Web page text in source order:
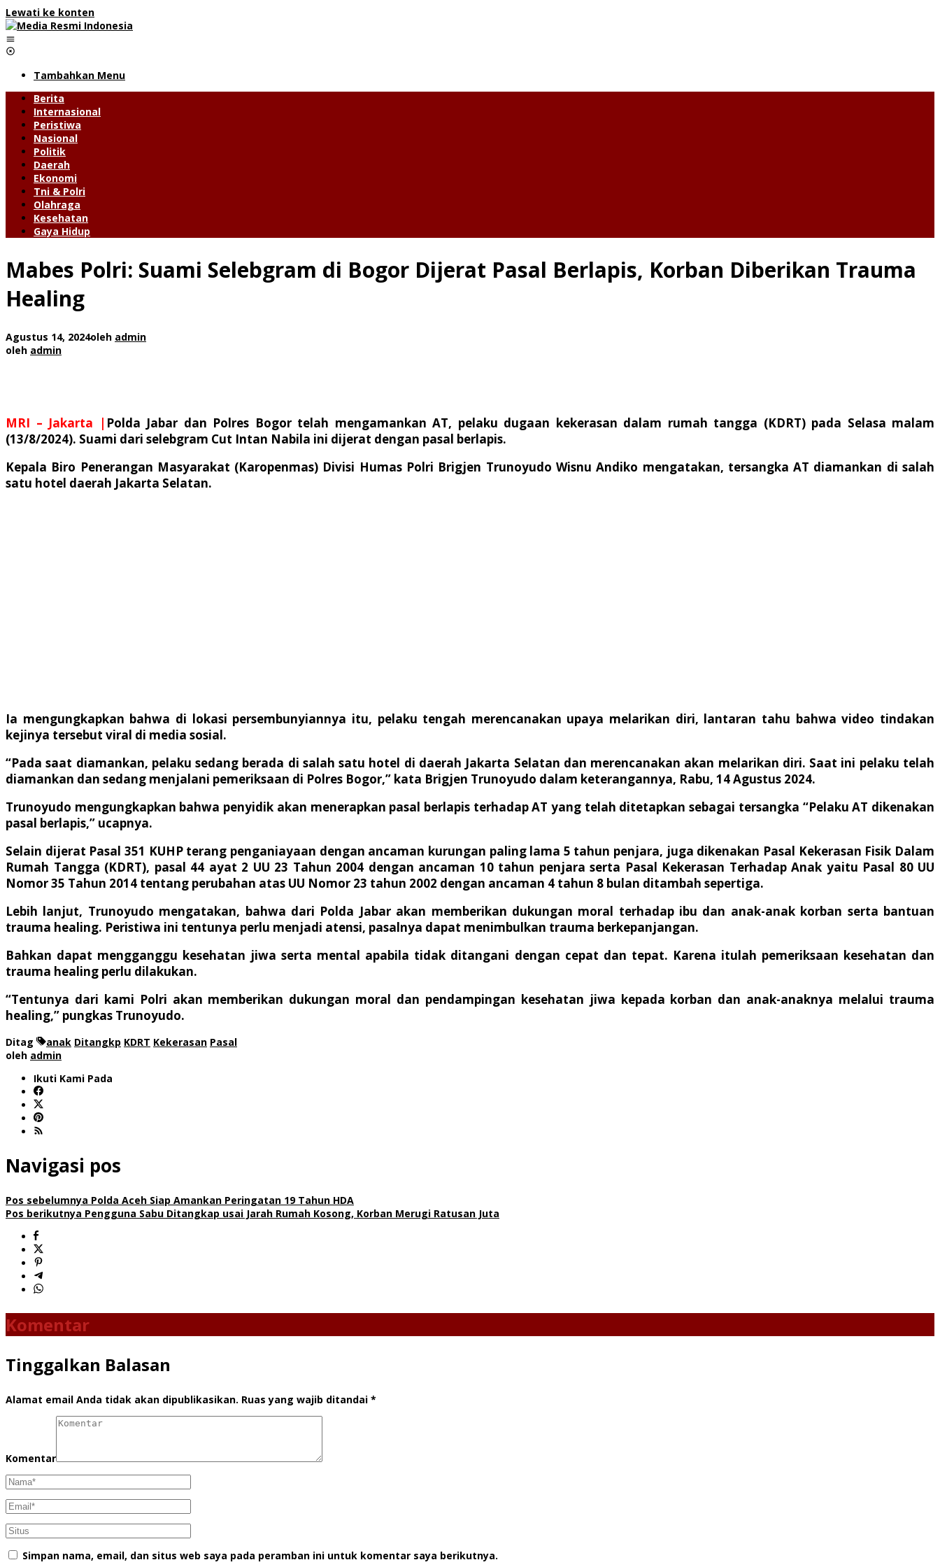
Lewati ke konten
Tambahkan Menu
Berita
Internasional
Peristiwa
Nasional
Politik
Daerah
Ekonomi
Tni & Polri
Olahraga
Kesehatan
Gaya Hidup
Mabes Polri: Suami Selebgram di Bogor Dijerat Pasal Berlapis, Korban Diberikan Trauma
Healing
Agustus 14, 2024oleh admin
oleh admin
MRI – Jakarta | Polda Jabar dan Polres Bogor telah mengamankan AT, pelaku dugaan kekerasan dalam rumah tangga (KDRT) pada Selasa malam
(13/8/2024). Suami dari selebgram Cut Intan Nabila ini dijerat dengan pasal berlapis.
Kepala Biro Penerangan Masyarakat (Karopenmas) Divisi Humas Polri Brigjen Trunoyudo Wisnu Andiko mengatakan, tersangka AT diamankan di salah
satu hotel daerah Jakarta Selatan.
Ia mengungkapkan bahwa di lokasi persembunyiannya itu, pelaku tengah merencanakan upaya melarikan diri, lantaran tahu bahwa video tindakan
kejinya tersebut viral di media sosial.
“Pada saat diamankan, pelaku sedang berada di salah satu hotel di daerah Jakarta Selatan dan merencanakan akan melarikan diri. Saat ini pelaku telah
diamankan dan sedang menjalani pemeriksaan di Polres Bogor,” kata Brigjen Trunoyudo dalam keterangannya, Rabu, 14 Agustus 2024.
Trunoyudo mengungkapkan bahwa penyidik akan menerapkan pasal berlapis terhadap AT yang telah ditetapkan sebagai tersangka “Pelaku AT dikenakan
pasal berlapis,” ucapnya.
Selain dijerat Pasal 351 KUHP terang penganiayaan dengan ancaman kurungan paling lama 5 tahun penjara, juga dikenakan Pasal Kekerasan Fisik Dalam
Rumah Tangga (KDRT), pasal 44 ayat 2 UU 23 Tahun 2004 dengan ancaman 10 tahun penjara serta Pasal Kekerasan Terhadap Anak yaitu Pasal 80 UU
Nomor 35 Tahun 2014 tentang perubahan atas UU Nomor 23 tahun 2002 dengan ancaman 4 tahun 8 bulan ditambah sepertiga.
Lebih lanjut, Trunoyudo mengatakan, bahwa dari Polda Jabar akan memberikan dukungan moral terhadap ibu dan anak-anak korban serta bantuan
trauma healing. Peristiwa ini tentunya perlu menjadi atensi, pasalnya dapat menimbulkan trauma berkepanjangan.
Bahkan dapat mengganggu kesehatan jiwa serta mental apabila tidak ditangani dengan cepat dan tepat. Karena itulah pemeriksaan kesehatan dan
trauma healing perlu dilakukan.
“Tentunya dari kami Polri akan memberikan dukungan moral dan pendampingan kesehatan jiwa kepada korban dan anak-anaknya melalui trauma
healing,” pungkas Trunoyudo.
Ditag anak Ditangkp KDRT Kekerasan Pasal
oleh admin
Ikuti Kami Pada
Navigasi pos
Pos sebelumnya Polda Aceh Siap Amankan Peringatan 19 Tahun HDA
Pos berikutnya Pengguna Sabu Ditangkap usai Jarah Rumah Kosong, Korban Merugi Ratusan Juta
Komentar
Tinggalkan Balasan
Alamat email Anda tidak akan dipublikasikan. Ruas yang wajib ditandai *
Komentar
Simpan nama, email, dan situs web saya pada peramban ini untuk komentar saya berikutnya.